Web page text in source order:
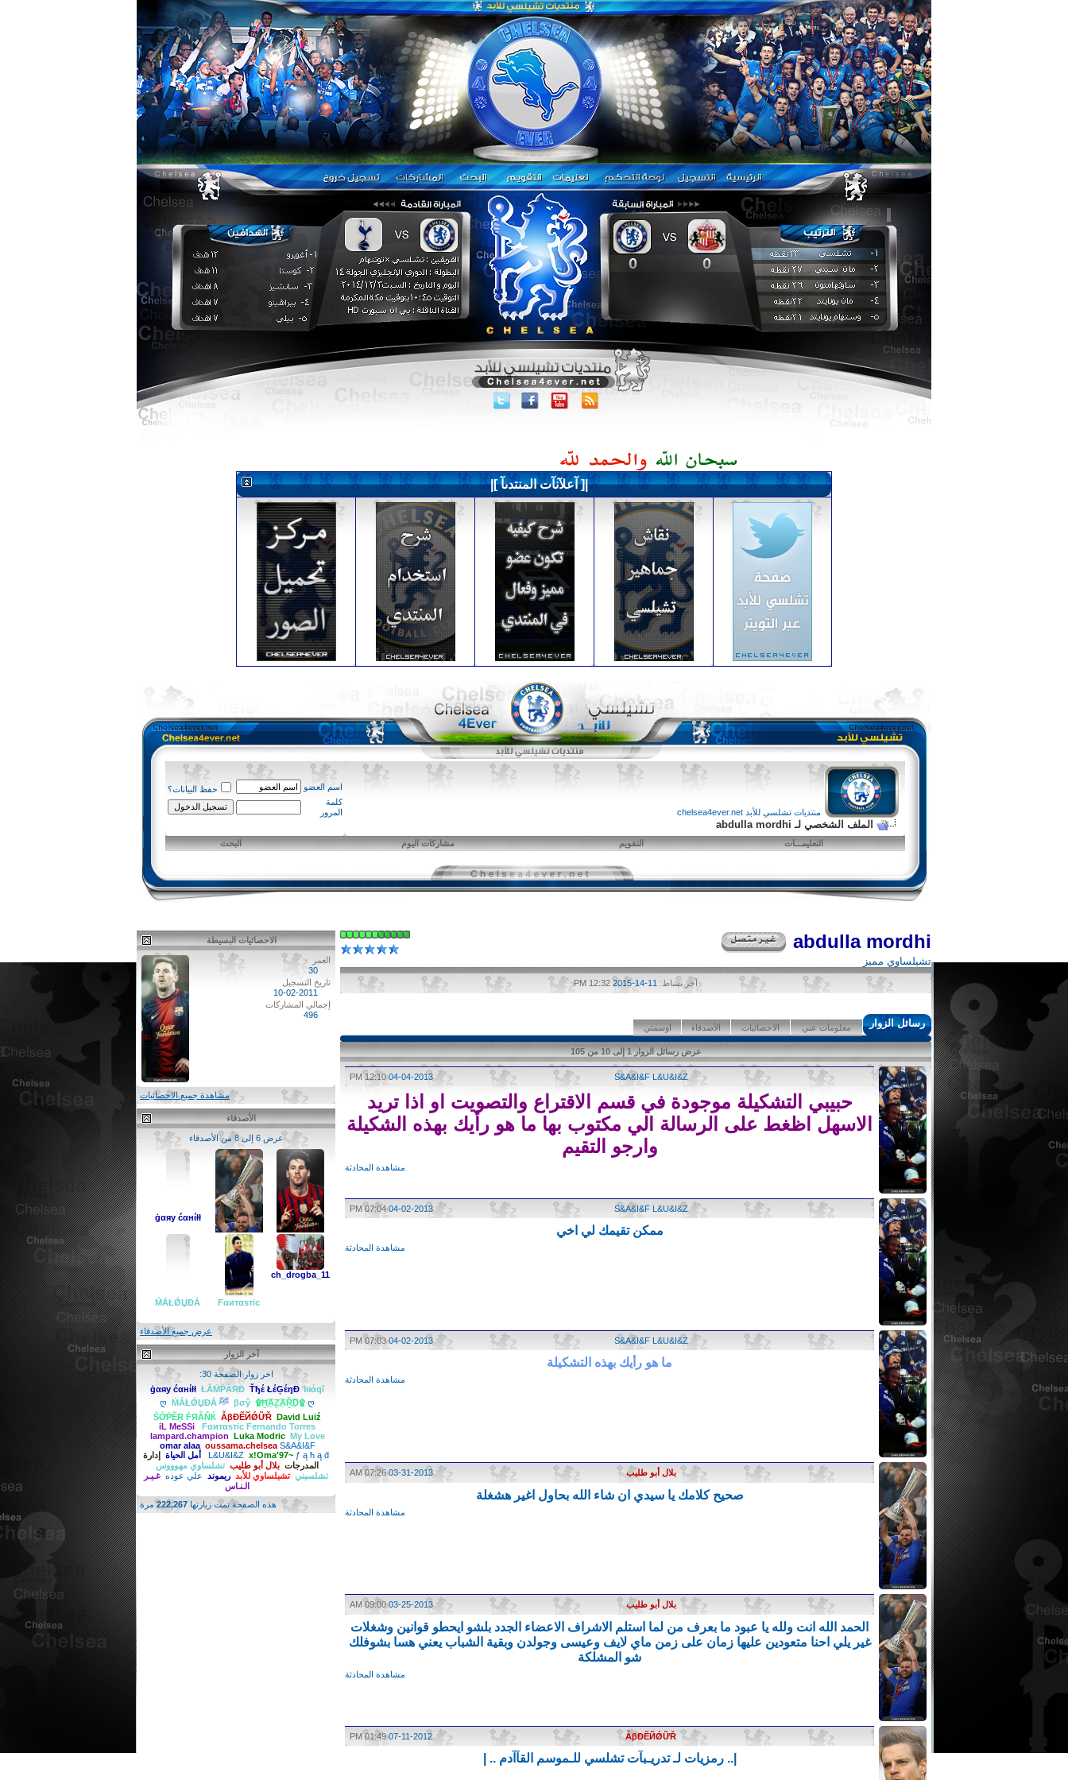
|[ آعلآنآت المنتدىآ ]|
منتديات تشلسي للأبد chelsea4ever.net
الملف الشخصي لـ abdulla mordhi
اسم العضو
حفظ البيانات؟
كلمة
المرور
التعليمـــات التقويم مشاركات اليوم البحث
abdulla mordhi
تشيلساوي مميز
آخر نشاط: 12:32 PM
رسائل الزوار معلومات عني الاحصائيات الأصدقاء اوسمتي
عرض رسائل الزوار 1 إلى 10من105
04-04-2013
12:10 PM S&A&I&F L&U&I&Z
حبيبي التشكيلة موجودة في قسم الاقتراع والتصويت او اذا تريد
الاسهل اظغط على الرسالة الي مكتوب بها ما هو رأيك بهذه الشكيلة
وارجو التقيم
مشاهدة المحادثة
04-02-2013
07:04 PM S&A&I&F L&U&I&Z
ممكن تقيمك لي اخي
مشاهدة المحادثة
04-02-2013
07:03 PM S&A&I&F L&U&I&Z
ما هو رأيك بهذه التشكيلة
مشاهدة المحادثة
03-31-2013
07:26 AM بلال أبو طليب
صحيح كلامك يا سيدي ان شاء الله بحاول اغير هشغلة
مشاهدة المحادثة
03-25-2013
09:00 AM بلال أبو طليب
الحمد الله انت ولله يا عبود ما بعرف من لما استلم الاشراف الاعضاء الجدد بلشو ايحطو قوانين وشغلات
غير يلي احنا متعودين عليها زمان على زمن ماي لايف وعيسى وجولدن وبقية الشباب يعني هسا بشوفلك
شو المشلكة
مشاهدة المحادثة
07-11-2012
01:49 PM ẪβĐẼЙǾỮŘ
|.. رمزيات لـ تدريـبآت تشلسي للـموسم القآآدم .. |
الاحصائيات البسيطة
العمر
30
تاريخ التسجيل
10-02-2011
إجمالي المشاركات
496
مشاهدة جميع الاحصائيات
الأصدقاء
عرض 6 إلى 8 من الأصدقاء
iL MeSSi بلال أبو طليب
ģαяy ćαнίłł
ch_drogba_11
Fαитαѕтic
ḾẮŁǾЏĐẮ
عرض جميع الأصدقاء
آخر الزوار
اخر زوار الصفحة 30:
ģαяy ćαнίłł ŁĂṀṖĂЯĐ Ťђέ ŁέĢέŋĐ Ίяάqĩ
βσŷ ۩Ħ̫͢͡AZ̫͢͡AŘ̫͢͡D۩ ღ ﷺ ღ
ḾẮŁǾЏĐẮ
ṦỞṖĔŖ ḞЯẪŇЌ ẪβĐẼЙǾỮŘ David Luiź
Fαитαѕтic Fernando Torres‏
iL MeSSi
lampard.champion Luka Modric My Love
omar alaa oussama.chelsea S&A&I&F
L&U&I&Z x!Oma'97~ ƒ ą ħ ą ḋ أمل الحياة إدارة
المدرجات بلال أبو طليب تشلساوي مهوووس
تشلسيني تشيلساوي للأبد ريموند علي عوده غـيـر
الـنـاس
هذه الصفحة تمت زيارتها 222,267مرة